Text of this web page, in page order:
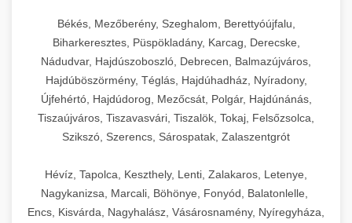
Békés, Mezőberény, Szeghalom, Berettyóújfalu,
Biharkeresztes, Püspökladány, Karcag, Derecske,
Nádudvar, Hajdúszoboszló, Debrecen, Balmazújváros,
Hajdúböszörmény, Téglás, Hajdúhadház, Nyíradony,
Újfehértó, Hajdúdorog, Mezőcsát, Polgár, Hajdúnánás,
Tiszaújváros, Tiszavasvári, Tiszalök, Tokaj, Felsőzsolca,
Szikszó, Szerencs, Sárospatak, Zalaszentgrót
Hévíz, Tapolca, Keszthely, Lenti, Zalakaros, Letenye,
Nagykanizsa, Marcali, Böhönye, Fonyód, Balatonlelle,
Encs, Kisvárda, Nagyhalász, Vásárosnamény, Nyíregyháza,